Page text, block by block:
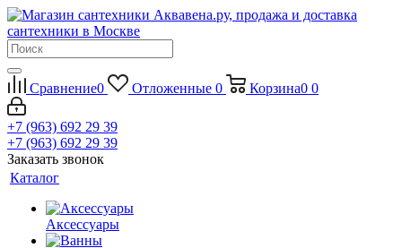
Сравнение0 Отложенные 0 Корзина0 0
+7 (963) 692 29 39
+7 (963) 692 29 39
Заказать звонок
Каталог
Аксессуары